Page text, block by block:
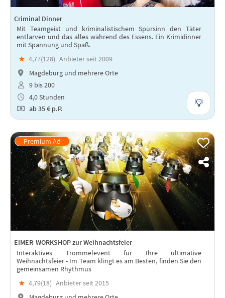
Criminal Dinner
Mit Teamgeist und kriminalistischem Spürsinn den Täter
entlarven und das alles während des Essens. Ein Krimidinner
mit Spannung und Spaß.
★ 4,77(128) Anbieter seit 2009
Magdeburg und mehrere Orte
9 bis 200
4,0 Stunden
ab35 € p.P.
EIMER-WORKSHOP zur Weihnachtsfeier
Interaktives Trommelevent für Ihre ultimative
Weihnachtsfeier - Im Team klingt es am Besten, finden Sie den
gemeinsamen Rhythmus
★ 4,79(18) Anbieter seit 2015